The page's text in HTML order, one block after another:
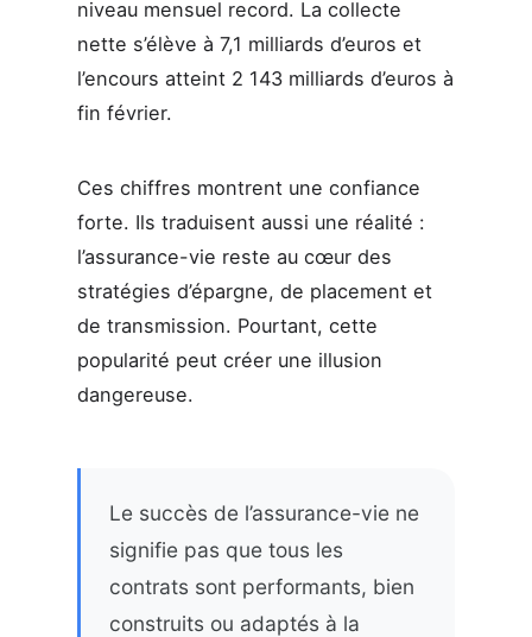
niveau mensuel record. La collecte
nette s’élève à 7,1 milliards d’euros et
l’encours atteint 2 143 milliards d’euros à
fin février.
Ces chiffres montrent une confiance
forte. Ils traduisent aussi une réalité :
l’assurance-vie reste au cœur des
stratégies d’épargne, de placement et
de transmission. Pourtant, cette
popularité peut créer une illusion
dangereuse.
Le succès de l’assurance-vie ne
signifie pas que tous les
contrats sont performants, bien
construits ou adaptés à la